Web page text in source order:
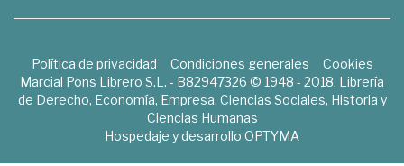
Política de privacidad Condiciones generales
Cookies
Marcial Pons Librero S.L. - B82947326 © 1948 - 2018. Librería
de Derecho, Economía, Empresa, Ciencias Sociales, Historia y
Ciencias Humanas
Hospedaje y desarrollo OPTYMA